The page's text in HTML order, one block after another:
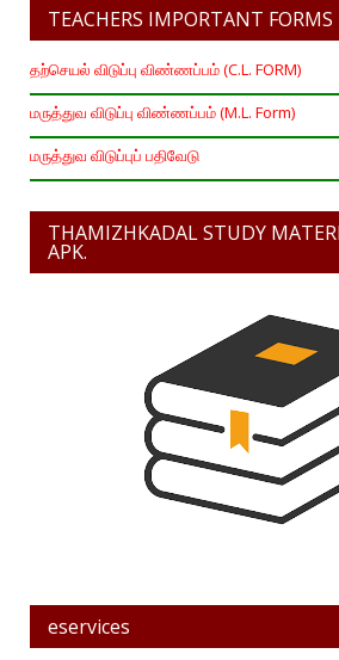
TEACHERS IMPORTANT FORMS
தற்செயல் விடுப்பு விண்ணப்பம் (C.L. FORM)
மருத்துவ விடுப்பு விண்ணப்பம் (M.L. Form)
மருத்துவ விடுப்புப் பதிவேடு
THAMIZHKADAL STUDY
APK.
eservices